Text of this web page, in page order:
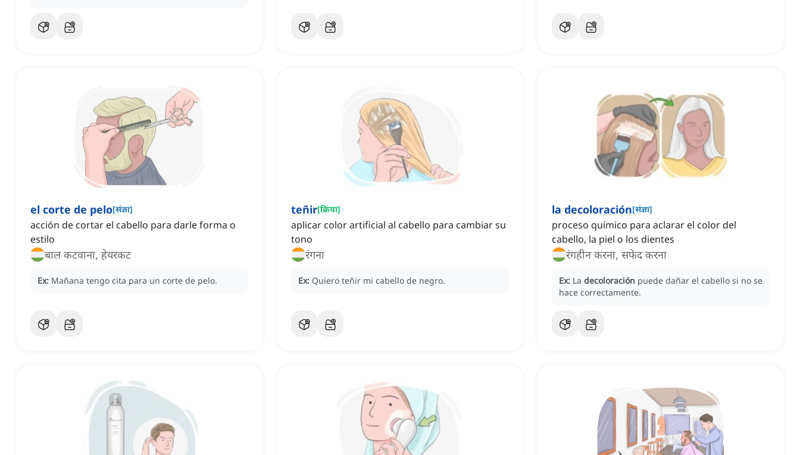
el corte de pelo[संज्ञा]
acción de cortar el cabello para darle forma o
estilo
बाल कटवाना, हेयरकट
Ex: Mañana tengo cita para un corte de pelo.
teñir[क्रिया]
aplicar color artificial al cabello para cambiar su
tono
रंगना
Ex: Quiero teñir mi cabello de negro.
la decoloración[संज्ञा]
proceso químico para aclarar el color del
cabello, la piel o los dientes
रंगहीन करना, सफेद करना
Ex: La decoloración puede dañar el cabello si no se
hace correctamente.